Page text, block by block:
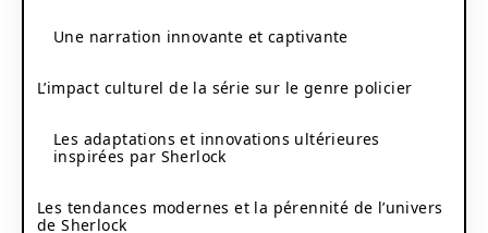
Une narration innovante et captivante
L’impact culturel de la série sur le genre policier
Les adaptations et innovations ultérieures
inspirées par Sherlock
Les tendances modernes et la pérennité de l’univers
de Sherlock